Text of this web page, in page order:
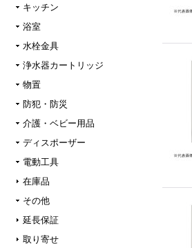
キッチン
浴室
水栓金具
浄水器カートリッジ
物置
防犯・防災
介護・ベビー用品
ディスポーザー
電動工具
在庫品
その他
延長保証
取り寄せ